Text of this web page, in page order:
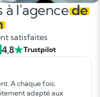
à l'agencede
satisfaites
4,8 Trustpilot
A chaque fois,
adapté aux